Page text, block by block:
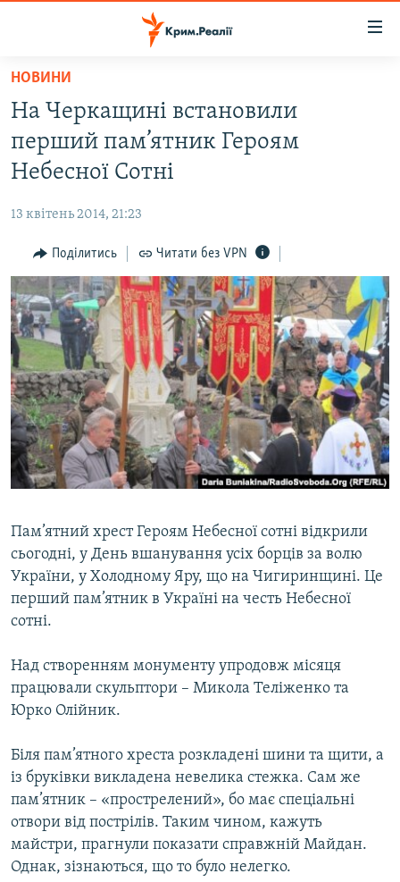
Перейти
основного
матеріалу
Перейти
до
основної
Перейти
до
пошуку
ВОДА.КРИМ
ВІДЕО ТА ФОТО
БЛОГИ
ПОГЛЯД
ІНТЕРВ'Ю
ВСЕ ЗА ДЕНЬ
СПЕЦПРОЕКТИ
ДЕПОРТАЦІЯ
ВІДЕОУРОКИ «ELIFBE»
СВІДЧЕННЯ ОКУПАЦІЇ
УКРАЇНСЬКА ПРОБЛЕМА КРИМУ
ЯК ОБІЙТИ БЛОКУВАННЯ
Русский
Qırımtatar
Усі сайти RFE/RL
НОВИНИ
На Черкащині встановили
перший пам’ятник Героям
Небесної Сотні
13 квітень 2014, 21:23
Поділитись Читати без VPN
Пам’ятний хрест Героям Небесної сотні відкрили
сьогодні, у День вшанування усіх борців за волю
України, у Холодному Яру, що на Чигиринщині. Це
перший пам’ятник в Україні на честь Небесної
сотні.
Над створенням монументу упродовж місяця
працювали скульптори – Микола Теліженко та
Юрко Олійник.
Біля пам’ятного хреста розкладені шини та щити, а
із бруківки викладена невелика стежка. Сам же
пам’ятник – «прострелений», бо має спеціальні
отвори від пострілів. Таким чином, кажуть
майстри, прагнули показати справжній Майдан.
Однак, зізнаються, що то було нелегко.